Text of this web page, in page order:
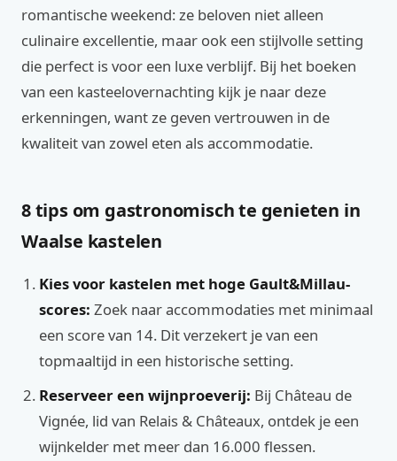
romantische weekend: ze beloven niet alleen
culinaire excellentie, maar ook een stijlvolle setting
die perfect is voor een luxe verblijf. Bij het boeken
van een kasteelovernachting kijk je naar deze
erkenningen, want ze geven vertrouwen in de
kwaliteit van zowel eten als accommodatie.
8 tips om gastronomisch te genieten in
Waalse kastelen
Kies voor kastelen met hoge Gault&Millau-
scores: Zoek naar accommodaties met minimaal
een score van 14. Dit verzekert je van een
topmaaltijd in een historische setting.
Reserveer een wijnproeverij: Bij Château de
Vignée, lid van Relais & Châteaux, ontdek je een
wijnkelder met meer dan 16.000 flessen.